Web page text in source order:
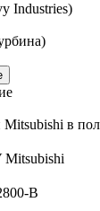
Industries)
в
B